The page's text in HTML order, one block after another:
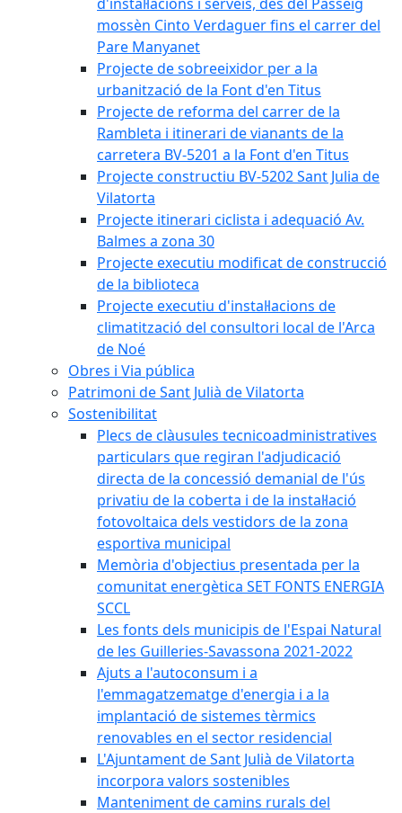
mossèn Cinto Verdaguer fins el carrer del
Pare Manyanet
Projecte de sobreeixidor per a la
urbanització de la Font d'en Titus
Projecte de reforma del carrer de la
Rambleta i itinerari de vianants de la
carretera BV-5201 a la Font d'en Titus
Projecte constructiu BV-5202 Sant Julia de
Vilatorta
Projecte itinerari ciclista i adequació Av.
Balmes a zona 30
Projecte executiu modificat de construcció
de la biblioteca
Projecte executiu d'instal·lacions de
climatització del consultori local de l'Arca
de Noé
Obres i Via pública
Patrimoni de Sant Julià de Vilatorta
Sostenibilitat
Plecs de clàusules tecnicoadministratives
particulars que regiran l'adjudicació
directa de la concessió demanial de l'ús
privatiu de la coberta i de la instal·lació
fotovoltaica dels vestidors de la zona
esportiva municipal
Memòria d'objectius presentada per la
comunitat energètica SET FONTS ENERGIA
SCCL
Les fonts dels municipis de l'Espai Natural
de les Guilleries-Savassona 2021-2022
Ajuts a l'autoconsum i a
l'emmagatzematge d'energia i a la
implantació de sistemes tèrmics
renovables en el sector residencial
L'Ajuntament de Sant Julià de Vilatorta
incorpora valors sostenibles
Manteniment de camins rurals del